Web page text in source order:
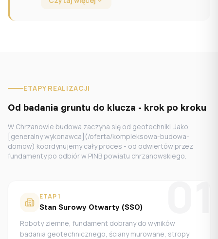
ETAPY REALIZACJI
Od badania gruntu do klucza - krok po kroku
W Chrzanowie budowa zaczyna się od geotechniki. Jako
[generalny wykonawca](/oferta/kompleksowa-budowa-
domow) koordynujemy cały proces - od odwiertów przez
fundamenty po odbiór w PINB powiatu chrzanowskiego.
ETAP1
Stan Surowy Otwarty (SSO)
Roboty ziemne, fundament dobrany do wyników
badania geotechnicznego, ściany murowane, stropy